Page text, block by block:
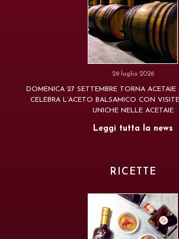
29 luglio 2026
DOMENICA 27 SETTEMBRE TORNA ACETAIE
CELEBRA L’ACETO BALSAMICO CON
UNICHE NELLE ACETAIE
Leggi tutta la news
RICETTE